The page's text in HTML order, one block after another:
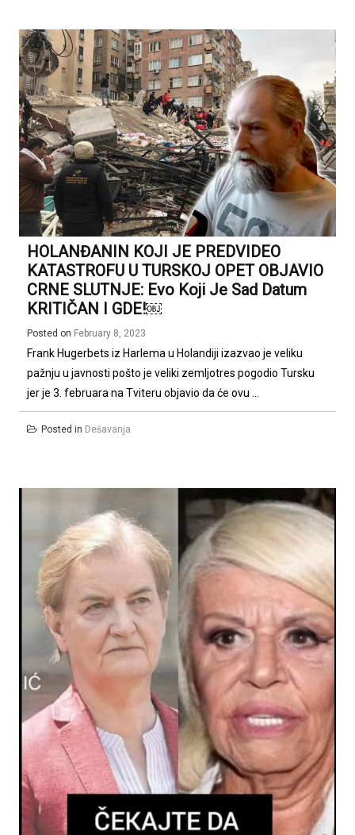
HOLANĐANIN KOJI JE PREDVIDEO
KATASTROFU U TURSKOJ OPET OBJAVIO
CRNE SLUTNJE: Evo Koji Je Sad Datum
KRITIČAN I GDE!￼
Posted on February 8, 2023
Frank Hugerbets iz Harlema u Holandiji izazvao je veliku
pažnju u javnosti pošto je veliki zemljotres pogodio Tursku
jer je 3. februara na Tviteru objavio da će ovu ...
Posted in Dešavanja